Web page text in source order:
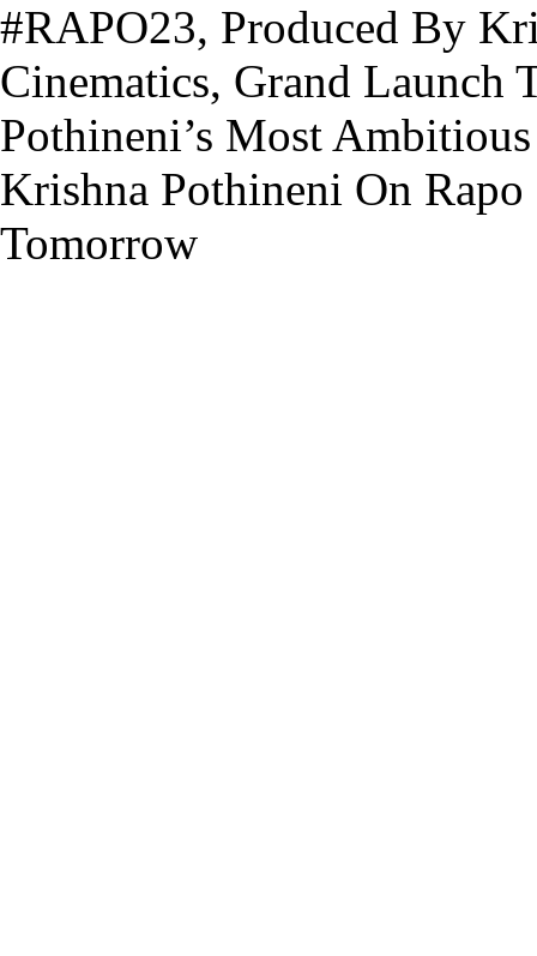
#RAPO23, Produced By
Cinematics, Grand Launch
Pothineni’s Most
Krishna Pothineni On
Tomorrow